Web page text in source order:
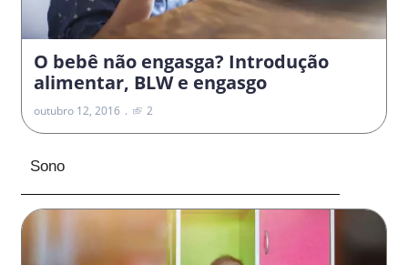
O bebê não engasga? Introdução
alimentar, BLW e engasgo
outubro 12, 2016 2
Sono